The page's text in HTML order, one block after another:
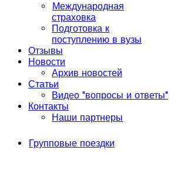
Международная
страховка
Подготовка к
поступлению в вузы
Отзывы
Новости
Архив новостей
Статьи
Видео "вопросы и ответы"
Контакты
Наши партнеры
Групповые поездки